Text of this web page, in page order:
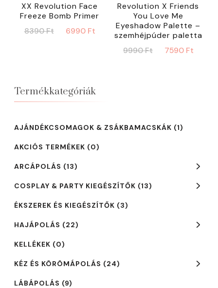
XX Revolution Face
Freeze Bomb Primer
8390Ft
Original
6990 Ft
Current
price
Revolution X Friends
You Love Me
Eyeshadow Palette –
szemhéjpúder paletta
9990Ft
Original
7590 Ft
Termékkategóriák
AJÁNDÉKCSOMAGOK & ZSÁKBAMACSKÁK (1)
AKCIÓS TERMÉKEK (0)
ARCÁPOLÁS (13)
COSPLAY & PARTY KIEGÉSZÍTŐK (13)
ÉKSZEREK ÉS KIEGÉSZÍTŐK (3)
HAJÁPOLÁS (22)
KELLÉKEK (0)
KÉZ ÉS KÖRÖMÁPOLÁS (24)
LÁBÁPOLÁS (9)